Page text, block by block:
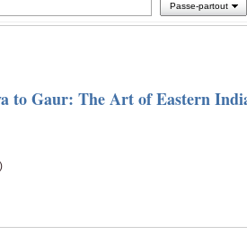
Passe-partout
to Gaur: The Art of Eastern